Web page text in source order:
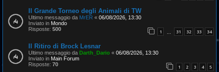
Il Grande Torneo degli Animali di TW
Ultimo messaggio da MrER « 06/08/2026, 13:30
Inviato in Mondo
Risposte: 500 1 31 32 33 34
Il Ritiro di Brock Lesnar
Ultimo messaggio da Darth_Dario « 06/08/2026, 13:30
Inviato in Main Forum
Risposte: 70 1 2 3 4 5